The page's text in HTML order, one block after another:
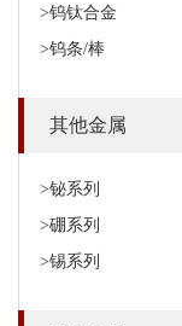
>钨钛合金
>钨条/棒
其他金属
>铋系列
>硼系列
>锡系列